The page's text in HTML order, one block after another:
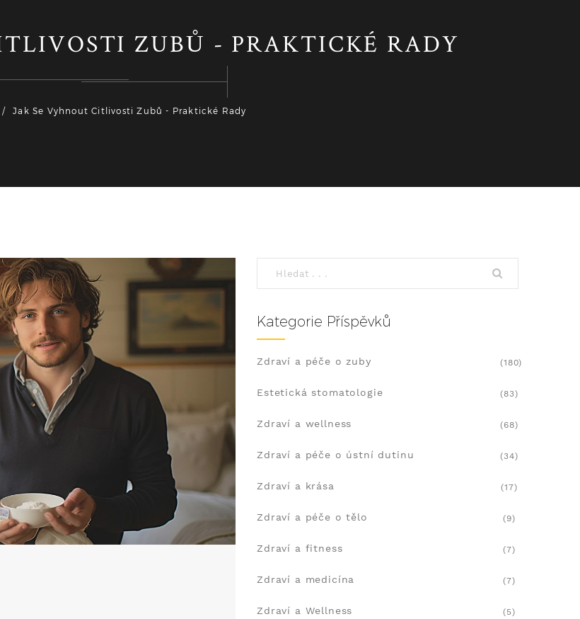
ZUBŮ - PRAKTICKÉ RADY
Jak Se Vyhnout Citlivosti Zubů - Praktické Rady
Kategorie Příspěvků
Zdraví a péče o zuby (180)
Estetická stomatologie (83)
Zdraví a wellness (68)
Zdraví a péče o ústní dutinu (34)
Zdraví a krása (17)
Zdraví a péče o tělo (9)
Zdraví a fitness (7)
Zdraví a medicína (7)
Zdraví a Wellness (5)